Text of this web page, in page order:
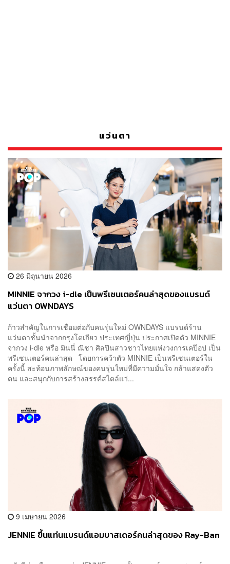
แว่นตา
26 มิถุนายน 2026
MINNIE จากวง i-dle เป็นพรีเซนเตอร์คนล่าสุดของแบรนด์
แว่นตา OWNDAYS
ก้าวสำคัญในการเชื่อมต่อกับคนรุ่นใหม่ OWNDAYS แบรนด์ร้าน
แว่นตาชั้นนำจากกรุงโตเกียว ประเทศญี่ปุ่น ประกาศเปิดตัว MINNIE
จากวง i-dle หรือ มินนี่ ณิชา ศิลปินสาวชาวไทยแห่งวงการเคป๊อป เป็น
พรีเซนเตอร์คนล่าสุด โดยการคว้าตัว MINNIE เป็นพรีเซนเตอร์ใน
ครั้งนี้ สะท้อนภาพลักษณ์ของคนรุ่นใหม่ที่มีความมั่นใจ กล้าแสดงตัว
ตน และสนุกกับการสร้างสรรค์สไตล์แว่...
9 เมษายน 2026
JENNIE ขึ้นแท่นแบรนด์แอมบาสเดอร์คนล่าสุดของ Ray-Ban